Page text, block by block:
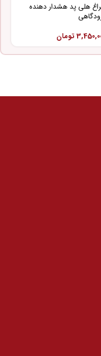
هلی پد هشدار دهنده
تومان